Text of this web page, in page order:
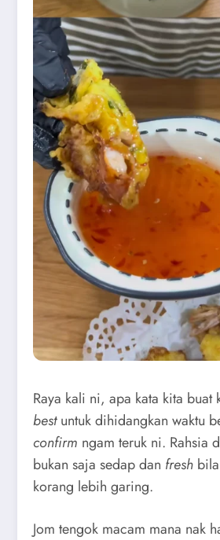
Raya kali ni, apa kata kita
bestuntuk dihidangkan waktu
confirm ngam teruk ni. Rahsia
bukan saja sedap dan fresh
korang lebih garing.
Jom tengok macam mana nak